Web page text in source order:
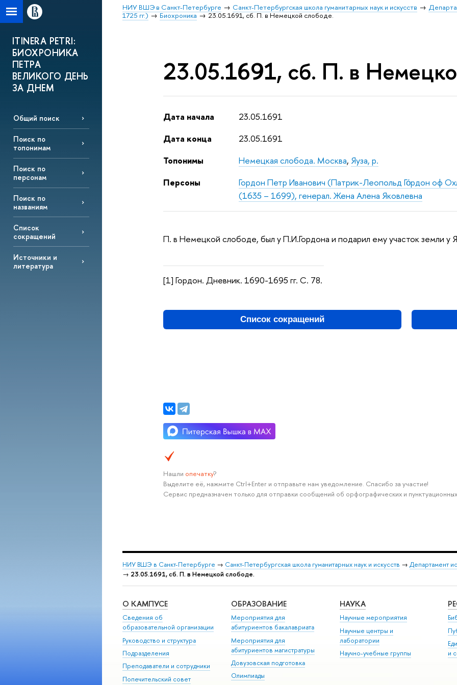
НИУ ВШЭ в Санкт-Петербурге Санкт-Петербургская школа гуманитарных наук и искусств
1725 гг.)
Биохроника 23.05.1691, сб. П. в Немецкой слободе.
ITINERA PETRI:
БИОХРОНИКА
ПЕТРА
ВЕЛИКОГО ДЕНЬ
ЗА ДНЕМ
Общий поиск
Поиск по
топонимам
Поиск по
персонам
Поиск по
названиям
Список
сокращений
Источники и
литература
23.05.1691, сб. П. в
Дата начала
23.05.1691
Дата конца
23.05.1691
Топонимы
Немецкая слобода. Москва, Яуза, р.
Персоны
Гордон Петр Иванович (Патрик-Леопольд Го́рдон оф
(1635 – 1699), генерал. Жена Алена Яковлевна
П. в Немецкой слободе, был у П.И.Гордона и подарил ему участок земли у
[1] Гордон. Дневник. 1690-1695 гг. С. 78.
Список сокращений
Нашли опечатку?
Выделите её, нажмите Ctrl+Enter и отправьте нам уведомление. Спасибо за участие!
Сервис предназначен только для отправки сообщений об орфографических и
НИУ ВШЭ в Санкт-Петербурге → Санкт-Петербургская школа гуманитарных наук и искусств → Департамент
→ 23.05.1691, сб. П. в Немецкой слободе.
О КАМПУСЕ
Сведения об
образовательной организации
Руководство и структура
Подразделения
Преподаватели и сотрудники
Попечительский совет
ОБРАЗОВАНИЕ
Мероприятия для
абитуриентов бакалавриата
Мероприятия для
абитуриентов магистратуры
Довузовская подготовка
Олимпиады
НАУКА
Научные мероприятия
Научные центры и
лаборатории
Научно-учебные группы
и